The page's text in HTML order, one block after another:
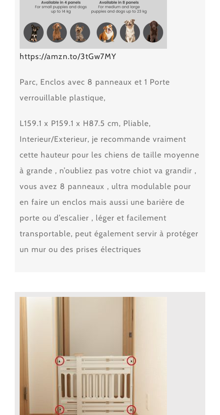
https://amzn.to/3tGw7MY
Parc, Enclos avec 8 panneaux et 1 Porte
verrouillable plastique,
L159.1 x P159.1 x H87.5 cm, Pliable,
Interieur/Exterieur, je recommande vraiment
cette hauteur pour les chiens de taille moyenne
à grande , n’oubliez pas votre chiot va grandir ,
vous avez 8 panneaux , ultra modulable pour
en faire un enclos mais aussi une barière de
porte ou d’escalier , léger et facilement
transportable, peut également servir à protéger
un mur ou des prises électriques